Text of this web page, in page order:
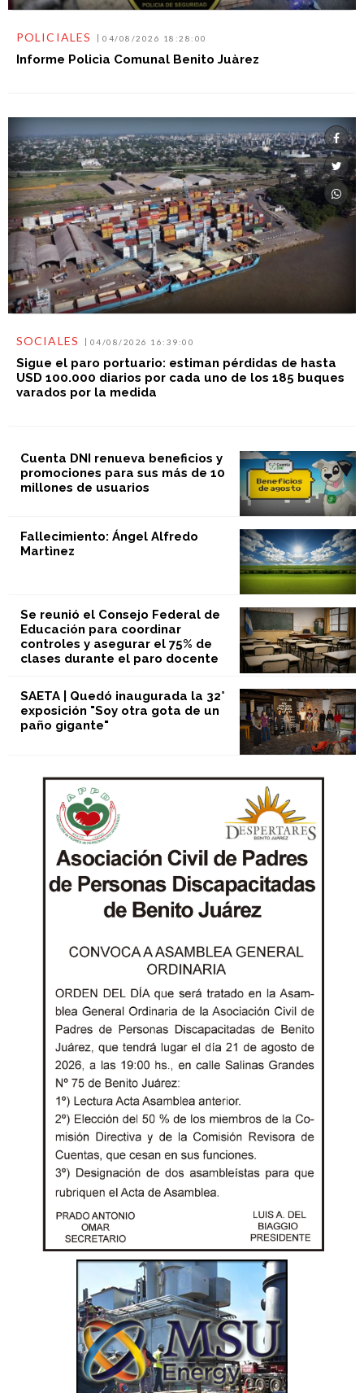
POLICIALES 04/08/2026 18:28:00
Informe Policìa Comunal Benito Juàrez
SOCIALES 04/08/2026 16:39:00
Sigue el paro portuario: estiman pérdidas de hasta
USD 100.000 diarios por cada uno de los 185 buques
varados por la medida
Cuenta DNI renueva beneficios y
promociones para sus más de 10
millones de usuarios
Fallecimiento: Ángel Alfredo
Martìnez
Se reunió el Consejo Federal de
Educación para coordinar
controles y asegurar el 75% de
clases durante el paro docente
SAETA | Quedó inaugurada la 32°
exposición "Soy otra gota de un
paño gigante"